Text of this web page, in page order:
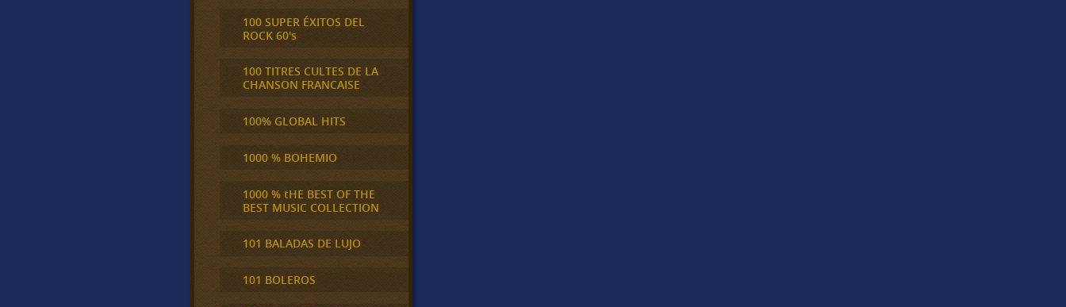
100 SUPER ÉXITOS DEL
ROCK 60's
100 TITRES CULTES DE LA
CHANSON FRANCAISE
100% GLOBAL HITS
1000 % BOHEMIO
1000 % tHE BEST OF THE
BEST MUSIC COLLECTION
101 BALADAS DE LUJO
101 BOLEROS